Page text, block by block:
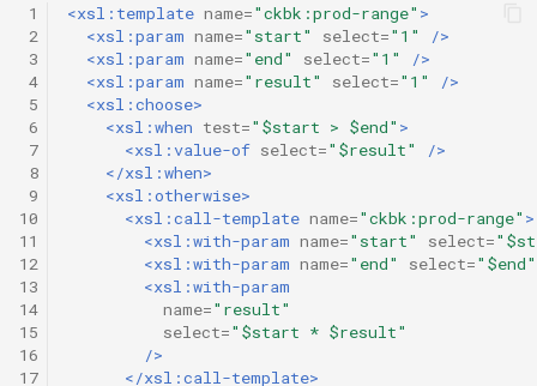
1
2
3
4
5
6
7
8
9
10
11
12
13
14
15
16
17
<xsl:template name="ckbk:prod-range" >
<xsl:param name="start" select="1"
/>
<xsl:param name="end" select="1"
/>
<xsl:param name="result" select="1"
/>
<xsl:choose>
<xsl:when test="$start > $end" >
<xsl:value-of select="$result"
/>
</xsl:when>
<xsl:otherwise>
<xsl:call-template name="ckbk:prod-range" >
<xsl:with-param name="start" select=
<xsl:with-param name="end" select="$end"
<xsl:with-param
name="result"
select="$start * $result"
/>
</xsl:call-template>